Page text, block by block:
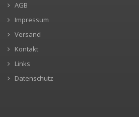
AGB
Impressum
Versand
Kontakt
Links
Datenschutz